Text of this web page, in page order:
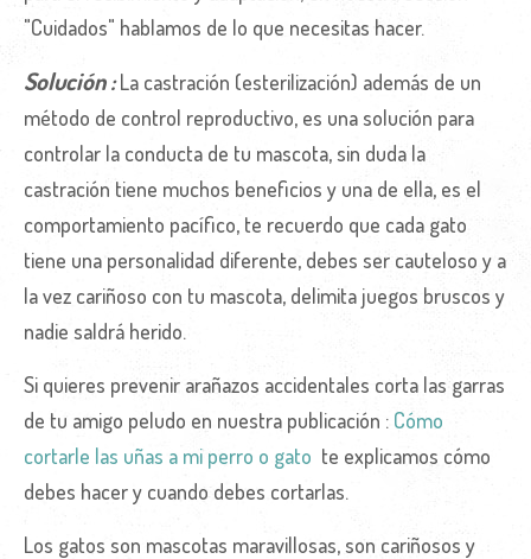
"Cuidados" hablamos de lo que necesitas hacer.
Solución :La castración (esterilización) además de un
método de control reproductivo, es una solución para
controlar la conducta de tu mascota, sin duda la
castración tiene muchos beneficios y una de ella, es el
comportamiento pacífico, te recuerdo que cada gato
tiene una personalidad diferente, debes ser cauteloso y a
la vez cariñoso con tu mascota, delimita juegos bruscos y
nadie saldrá herido.
Si quieres prevenir arañazos accidentales corta las garras
de tu amigo peludo en nuestra publicación : Cómo
cortarle las uñas a mi perro o gato te explicamos cómo
debes hacer y cuando debes cortarlas.
Los gatos son mascotas maravillosas, son cariñosos y